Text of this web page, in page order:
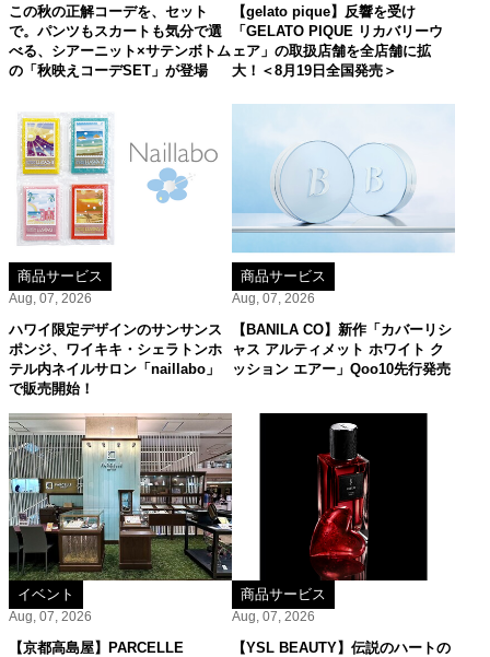
この秋の正解コーデを、セット
で。パンツもスカートも気分で選
べる、シアーニット×サテンボトム
の「秋映えコーデSET」が登場
【gelato pique】反響を受け
「GELATO PIQUE リカバリーウ
ェア」の取扱店舗を全店舗に拡
大！＜8月19日全国発売＞
商品サービス
Aug, 07, 2026
ハワイ限定デザインのサンサンス
ポンジ、ワイキキ・シェラトンホ
テル内ネイルサロン「naillabo」
で販売開始！
商品サービス
Aug, 07, 2026
【BANILA CO】新作「カバーリシ
ャス アルティメット ホワイト ク
ッション エアー」Qoo10先行発売
イベント
Aug, 07, 2026
【京都高島屋】PARCELLE
商品サービス
Aug, 07, 2026
【YSL BEAUTY】伝説のハートの